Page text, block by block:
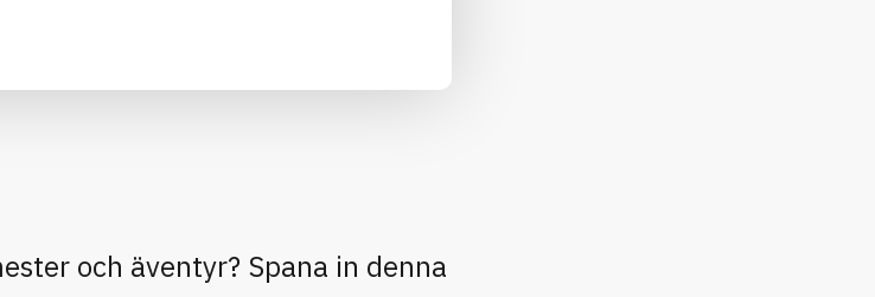
och äventyr? Spana in denna